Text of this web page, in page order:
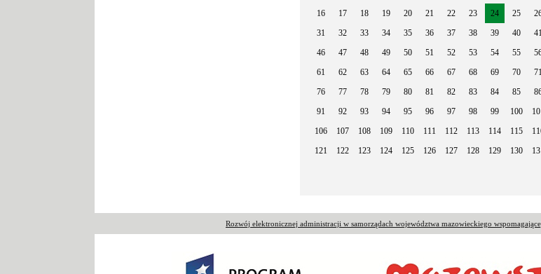
16
17 18 19 20 21 22 23 24 25
31
32 33 34 35 36 37 38 39 40 41
46
47 48 49 50 51 52 53 54 55
61
62 63 64 65 66 67 68 69 70 71
76
77 78 79 80 81 82 83 84 85
91
92 93 94 95 96 97 98 99 100
106
107 108 109 110 111 112 113 114 115
121
122 123 124 125 126 127 128 129 130
Rozwój elektronicznej administracji w samorządach województwa mazowieckiego